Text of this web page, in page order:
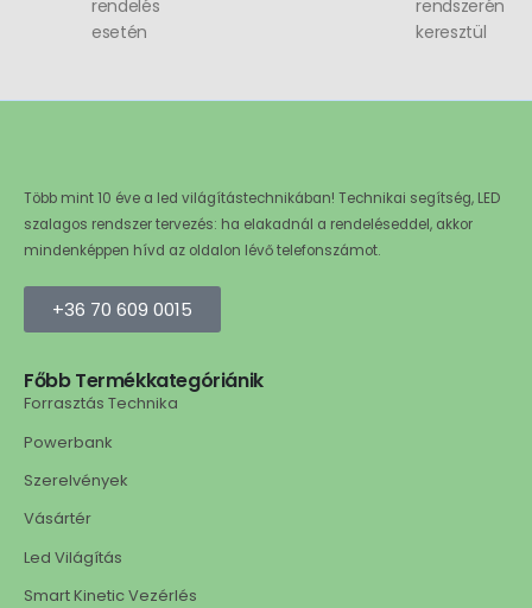
rendelés
esetén
rendszerén
keresztül
Több mint 10 éve a led világítástechnikában! Technikai segítség, LED
szalagos rendszer tervezés: ha elakadnál a rendeléseddel, akkor
mindenképpen hívd az oldalon lévő telefonszámot.
+36 70 609 0015
Főbb Termékkategóriánik
Forrasztás Technika
Powerbank
Szerelvények
Vásártér
Led Világítás
Smart Kinetic Vezérlés